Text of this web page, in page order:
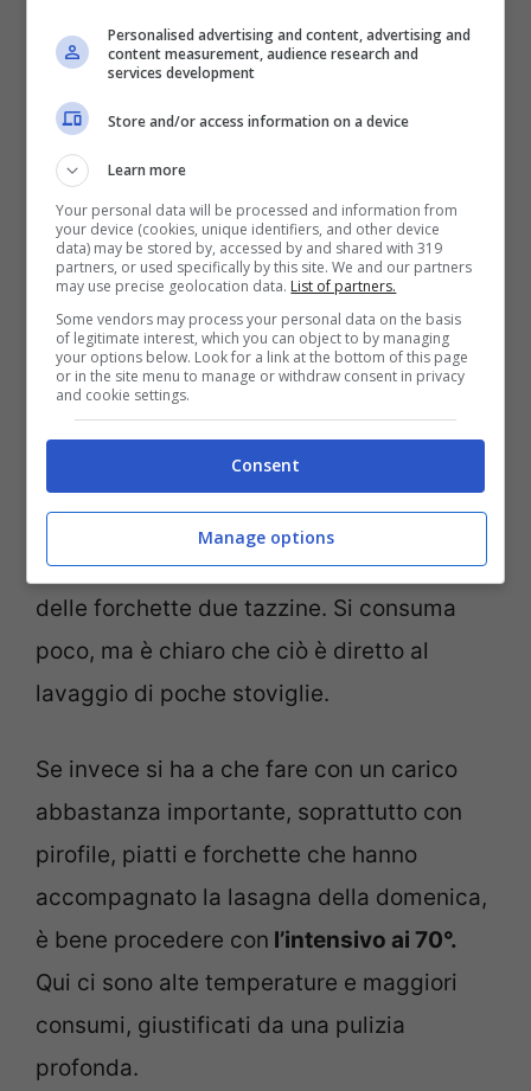
Risparmio garantito con queste regole per la lavastoviglie-
Notizie.com
Laveritàè che lalavastoviglie consuma
tanto perché non si sa quale programma
scegliere!Sembra assurdo, ma è
esattamente così.
o“mezzo carico”,
proprio una condizione di scarsa quantità
di oggetti e utensili da lavare. Bastano
delle forchette due tazzine. Si consuma
poco, ma è chiaro che ciò è diretto al
lavaggio di poche stoviglie.
Se invece si ha a che fare con un carico
abbastanza importante, soprattutto con
pirofile, piatti e forchette che hanno
accompagnato la lasagna della domenica,
è bene procedere con l’intensivo ai 70°.
Qui ci sono alte temperature e maggiori
consumi, giustificati da una pulizia
profonda.
Personalised advertising and content, advertising and
content measurement, audience research and
services development
Store and/or access information on a device
Learn more
Your personal data will be processed and information from
your device (cookies, unique identifiers, and other device
data) may be stored by, accessed by and shared with 319
partners, or used specifically by this site. We and our partners
may use precise geolocation data. List of partners.
Some vendors may process your personal data on the basis
of legitimate interest, which you can object to by managing
your options below. Look for a link at the bottom of this page
or in the site menu to manage or withdraw consent in privacy
and cookie settings.
Consent
Manage options